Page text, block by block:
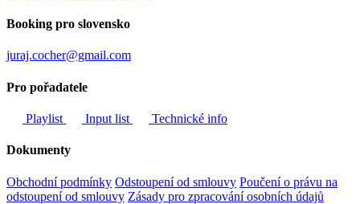
Booking pro slovensko
juraj.cocher@gmail.com
Pro pořadatele
Playlist Input list Technické info
Dokumenty
Obchodní podmínky Odstoupení od smlouvy Poučení o právu na
odstoupení od smlouvy Zásady pro zpracování osobních údajů